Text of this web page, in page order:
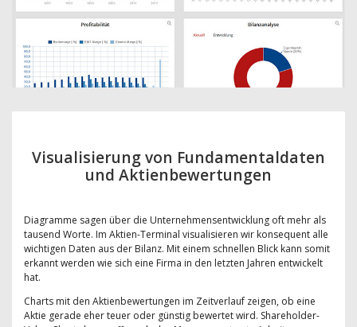
Visualisierung von Fundamentaldaten
und Aktienbewertungen
Diagramme sagen über die Unternehmensentwicklung oft mehr als
tausend Worte. Im Aktien-Terminal visualisieren wir konsequent alle
wichtigen Daten aus der Bilanz. Mit einem schnellen Blick kann somit
erkannt werden wie sich eine Firma in den letzten Jahren entwickelt
hat.
Charts mit den Aktienbewertungen im Zeitverlauf zeigen, ob eine
Aktie gerade eher teuer oder günstig bewertet wird. Shareholder-